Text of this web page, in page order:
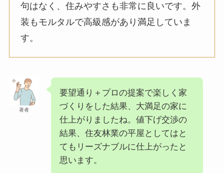
句はなく、住みやすさも非常に良いです。外
装もモルタルで高級感があり満足していま
す。
著者
要望通り＋プロの提案で楽しく家
づくりをした結果、大満足の家に
仕上がりましたね。値下げ交渉の
結果、住友林業の平屋としてはと
てもリーズナブルに仕上がったと
思います。